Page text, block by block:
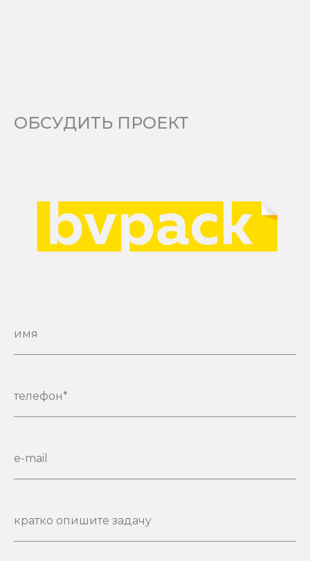
ОБСУДИТЬ ПРОЕКТ
имя
телефон*
e-mail
кратко опишите задачу